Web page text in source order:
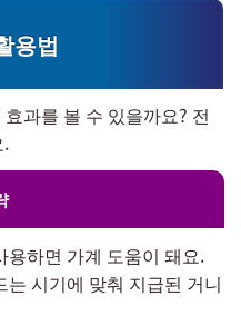
용법
과를 볼 수 있을까요? 전
.
용하면 가계 도움이 돼요.
시기에 맞춰 지급된 거니